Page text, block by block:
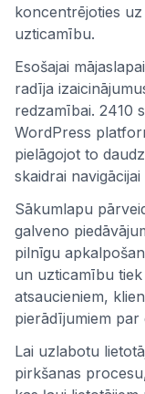
koncentrējoties
uzticamību.
Esošajai
radīja
redzamībai. 2410
WordPress
pielāgojot to
skaidrai
Sākumlapu
galveno
pilnīgu
un uzticamību
atsaucieniem,
pierādījumiem par
Lai uzlabotu
pirkšanas